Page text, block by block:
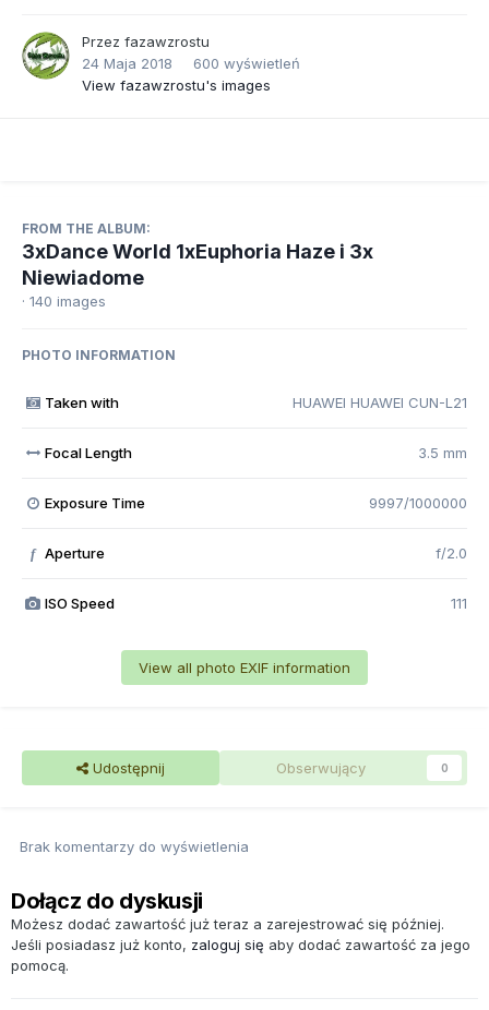
Przez fazawzrostu
24 Maja 2018
600 wyświetleń
View fazawzrostu's images
FROM THE ALBUM:
3xDance World 1xEuphoria Haze i 3x
Niewiadome
· 140 images
PHOTO INFORMATION
Taken with HUAWEI HUAWEI CUN-L21
Focal Length 3.5 mm
Exposure Time 9997/1000000
f Aperture f/2.0
ISO Speed 111
View all photo EXIF information
Udostępnij Obserwujący 0
Brak komentarzy do wyświetlenia
Dołącz do dyskusji
Możesz dodać zawartość już teraz a zarejestrować się później.
Jeśli posiadasz już konto, zaloguj się aby dodać zawartość za jego
pomocą.